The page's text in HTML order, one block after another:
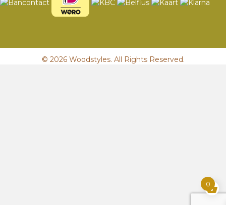
© 2026 Woodstyles. All Rights Reserved.
0